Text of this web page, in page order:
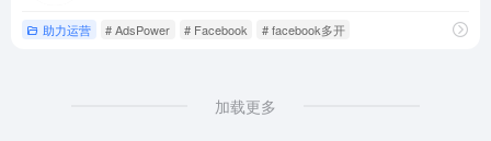
助力运营 # AdsPower # Facebook # facebook多开
加载更多